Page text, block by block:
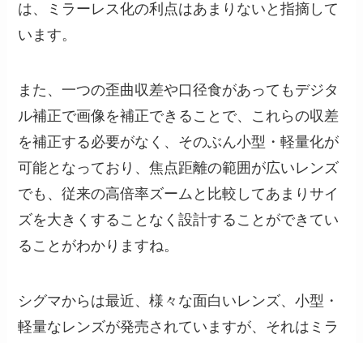
は、ミラーレス化の利点はあまりないと指摘して
います。
また、一つの歪曲収差や口径食があってもデジタ
ル補正で画像を補正できることで、これらの収差
を補正する必要がなく、そのぶん小型・軽量化が
可能となっており、焦点距離の範囲が広いレンズ
でも、従来の高倍率ズームと比較してあまりサイ
ズを大きくすることなく設計することができてい
ることがわかりますね。
シグマからは最近、様々な面白いレンズ、小型・
軽量なレンズが発売されていますが、それはミラ